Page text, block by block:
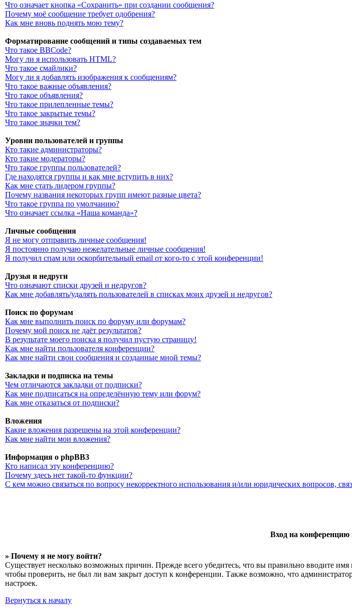
Что означает кнопка «Сохранить» при создании сообщения?
Почему моё сообщение требует одобрения?
Как мне вновь поднять мою тему?
Форматирование сообщений и типы создаваемых тем
Что такое BBCode?
Могу ли я использовать HTML?
Что такое смайлики?
Могу ли я добавлять изображения к сообщениям?
Что такое важные объявления?
Что такое объявления?
Что такое прилепленные темы?
Что такое закрытые темы?
Что такое значки тем?
Уровни пользователей и группы
Кто такие администраторы?
Кто такие модераторы?
Что такое группы пользователей?
Где находятся группы и как мне вступить в них?
Как мне стать лидером группы?
Почему названия некоторых групп имеют разные цвета?
Что такое группа по умолчанию?
Что означает ссылка «Наша команда»?
Личные сообщения
Я не могу отправить личные сообщения!
Я постоянно получаю нежелательные личные сообщения!
Я получил спам или оскорбительный email от кого-то с этой конференции!
Друзья и недруги
Что означают списки друзей и недругов?
Как мне добавлять/удалять пользователей в списках моих друзей и недругов?
Поиск по форумам
Как мне выполнить поиск по форуму или форумам?
Почему мой поиск не даёт результатов?
В результате моего поиска я получил пустую страницу!
Как мне найти пользователя конференции?
Как мне найти свои сообщения и созданные мной темы?
Закладки и подписка на темы
Чем отличаются закладки от подписки?
Как мне подписаться на определённую тему или форум?
Как мне отказаться от подписки?
Вложения
Какие вложения разрешены на этой конференции?
Как мне найти мои вложения?
Информация о phpBB3
Кто написал эту конференцию?
Почему здесь нет такой-то функции?
С кем можно связаться по вопросу некорректного использования и/или юридических вопросов,
Вход на конференцию
» Почему я не могу войти?
Существует несколько возможных причин. Прежде всего убедитесь, что вы правильно вводите
чтобы проверить, не был ли вам закрыт доступ к конференции. Также возможно, что
настроек.
Вернуться к началу